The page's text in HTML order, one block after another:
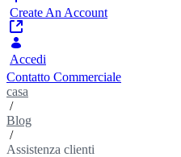
Create An Account
Accedi
Contatto Commerciale
casa
/
Blog
/
Assistenza clienti